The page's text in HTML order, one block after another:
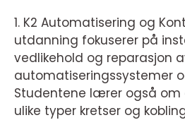
1. K2 Automatisering og
utdanning fokuserer på
vedlikehold og reparasjon
automatiseringssystemer
Studentene lærer også
ulike typer kretser og